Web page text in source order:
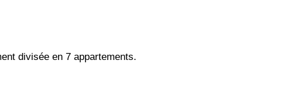
divisée en 7 appartements.